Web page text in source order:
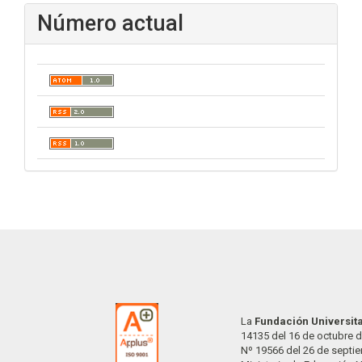
Número actual
La Fundación
14135 del 16 de octubre
Nº 19566 del 26 de